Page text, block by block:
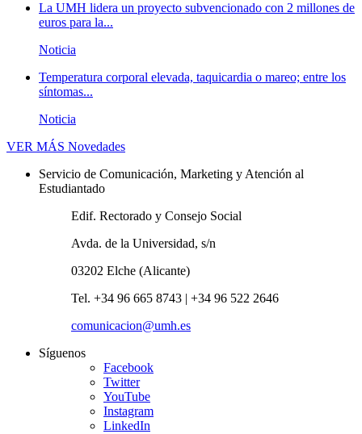
La UMH lidera un proyecto subvencionado con 2 millones de
euros para la...
Noticia
Temperatura corporal elevada, taquicardia o mareo; entre los
síntomas...
Noticia
VER MÁS Novedades
Servicio de Comunicación, Marketing y Atención al
Estudiantado
Edif. Rectorado y Consejo Social
Avda. de la Universidad, s/n
03202 Elche (Alicante)
Tel. +34 96 665 8743 | +34 96 522 2646
comunicacion@umh.es
Síguenos
Facebook
Twitter
YouTube
Instagram
LinkedIn